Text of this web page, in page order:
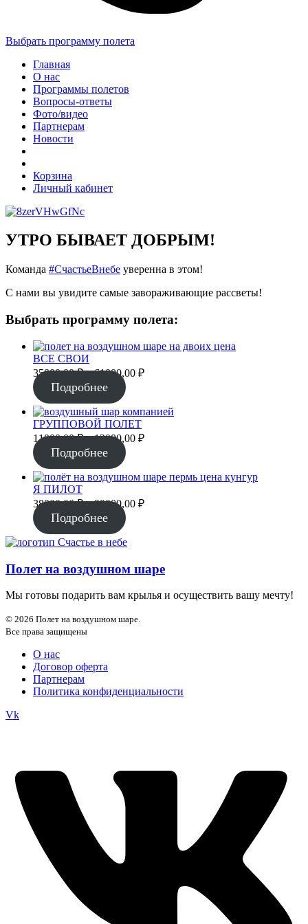
Выбрать программу полета
Главная
О нас
Программы полетов
Вопросы-ответы
Фото/видео
Партнерам
Новости
Корзина
Личный кабинет
УТРО БЫВАЕТ ДОБРЫМ!
Команда #СчастьеВнебе уверенна в этом!
С нами вы увидите самые завораживающие рассветы!
Выбрать программу полета:
ВСЕ СВОИ
35000,00₽ – 61000,00 ₽Диапазон
–
Подробнее
ГРУППОВОЙ ПОЛЕТ
11000,00₽ – 12000,00 ₽Диапазон
–
Подробнее
Я ПИЛОТ
38000,00₽ – 39000,00 ₽Диапазон
Подробнее
Полет на воздушном шаре
Мы готовы подарить вам крылья и осуществить вашу мечту!
© 2026 Полет на воздушном шаре.
Все права защищены
О нас
Договор оферта
Партнерам
Политика конфиденциальности
Vk